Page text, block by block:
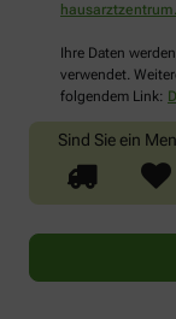
Ihre Daten
verwendet.
folgendem Link:
Sind Sie ein